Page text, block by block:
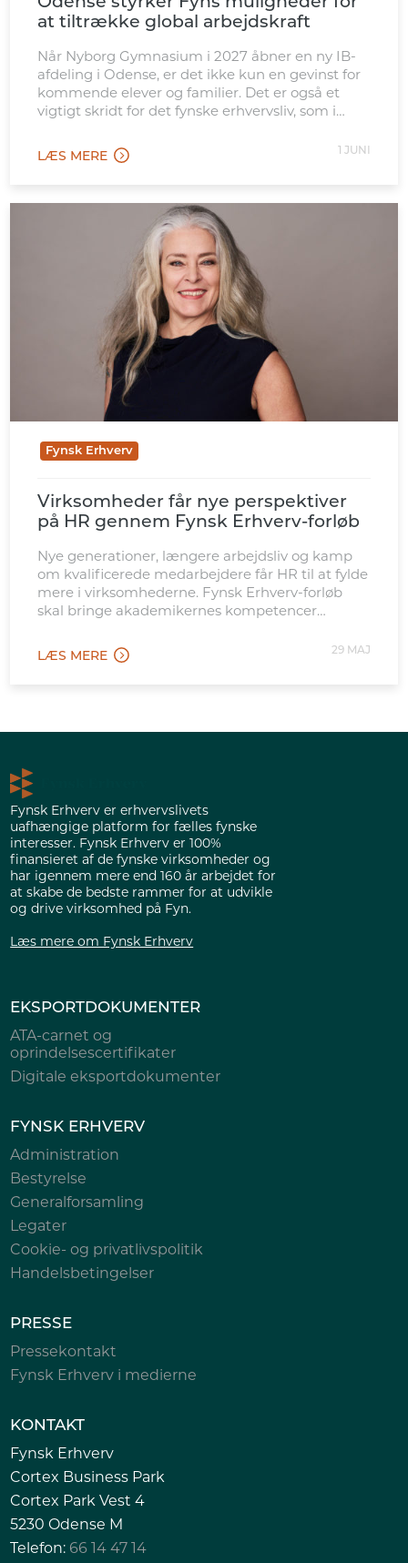
at tiltrække global arbejdskraft
Når Nyborg Gymnasium i 2027 åbner en ny IB-
afdeling i Odense, er det ikke kun en gevinst for
kommende elever og familier. Det er også et
vigtigt skridt for det fynske erhvervsliv, som i
kvalificeret arbejdskraft. Den nye afdeling
placeres tæt ved Odense Banegård, hvilket gør
LÆS MERE 1 JUNI
Fynsk Erhverv
Virksomheder får nye perspektiver
på HR gennem Fynsk Erhverv-forløb
Nye generationer, længere arbejdsliv og kamp
om kvalificerede medarbejdere får HR til at fylde
mere i virksomhederne. Fynsk Erhverv-forløb
skal bringe akademikernes kompetencer
LÆS MERE 29 MAJ
Fynsk Erhverv er erhvervslivets
uafhængige platform for fælles fynske
interesser. Fynsk Erhverv er 100%
finansieret af de fynske virksomheder og
har igennem mere end 160 år arbejdet for
at skabe de bedste rammer for at udvikle
og drive virksomhed på Fyn.
Læs mere om Fynsk Erhverv
EKSPORTDOKUMENTER
ATA-carnet og
oprindelsescertifikater
Digitale eksportdokumenter
FYNSK ERHVERV
Administration
Bestyrelse
Generalforsamling
Legater
Cookie- og privatlivspolitik
Handelsbetingelser
PRESSE
Pressekontakt
Fynsk Erhverv i medierne
KONTAKT
Fynsk Erhverv
Cortex Business Park
Cortex Park Vest 4
5230 Odense M
Telefon: 66 14 47 14